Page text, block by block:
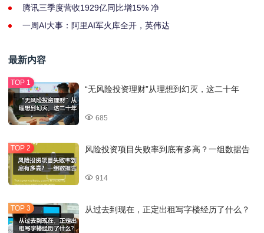
腾讯三季度营收1929亿同比增15% 净
一周AI大事：阿里AI军火库全开，英伟达
最新内容
“无风险投资理财”从理想到幻灭，这二十年
685
风险投资项目失败率到底有多高？一组数据告
914
从过去到现在，正定出租写字楼经历了什么？